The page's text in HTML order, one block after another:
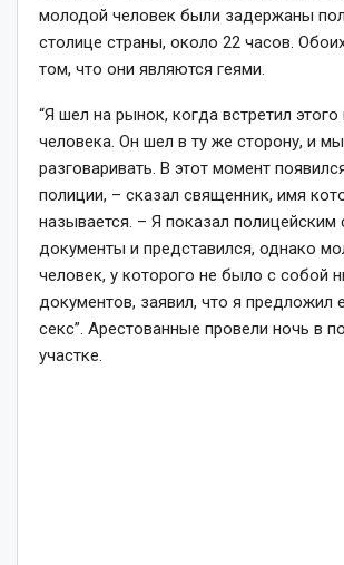
молодой человек были задержаны
столице страны, около 22 часов.
том, что они являются геями.
“Я шел на рынок, когда встретил
человека. Он шел в ту же сторону, и
разговаривать. В этот момент
полиции, – сказал священник, имя
называется. – Я показал полицейским
документы и представился, однако
человек, у которого не было с собой
документов, заявил, что я предложил
секс”. Арестованные провели ночь в
участке.